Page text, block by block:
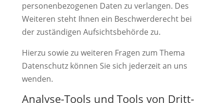
personenbezogenen Daten zu verlangen. Des
Weiteren steht Ihnen ein Beschwerderecht bei
der zuständigen Aufsichtsbehörde zu.
Hierzu sowie zu weiteren Fragen zum Thema
Datenschutz können Sie sich jederzeit an uns
wenden.
Analyse-Tools und Tools von Dritt­